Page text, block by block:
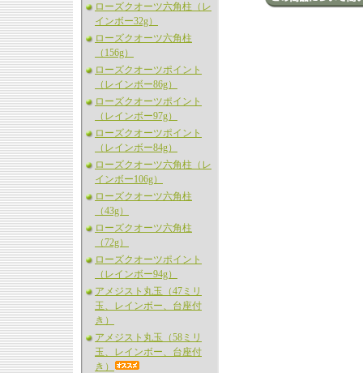
ローズクオーツ六角柱（レ
インボー32g）
ローズクオーツ六角柱
（156g）
ローズクオーツポイント
（レインボー86g）
ローズクオーツポイント
（レインボー97g）
ローズクオーツポイント
（レインボー84g）
ローズクオーツ六角柱（レ
インボー106g）
ローズクオーツ六角柱
（43g）
ローズクオーツ六角柱
（72g）
ローズクオーツポイント
（レインボー94g）
アメジスト丸玉（47ミリ
玉、レインボー、台座付
き）
アメジスト丸玉（58ミリ
玉、レインボー、台座付
き）